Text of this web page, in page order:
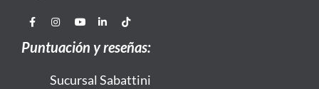
Puntuación y reseñas:
Sucursal Sabattini